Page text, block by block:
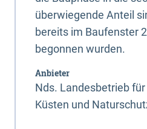
überwiegende Anteil
bereits im Baufenster
begonnen wurden.
Anbieter
Nds. Landesbetrieb
Küsten und